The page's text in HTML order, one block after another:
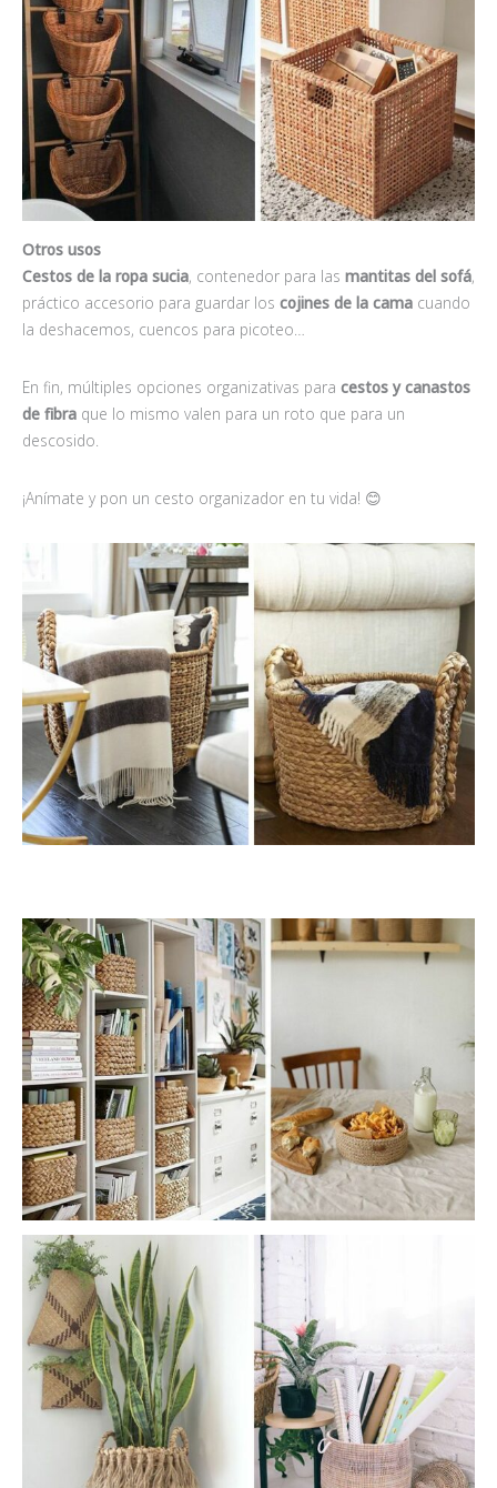
Otros usos
Cestos de la ropa sucia, contenedor para las mantitas del sofá,
práctico accesorio para guardar los cojines de la cama cuando
la deshacemos, cuencos para picoteo…
En fin, múltiples opciones organizativas para cestos y canastos
de fibra que lo mismo valen para un roto que para un
descosido.
¡Anímate y pon un cesto organizador en tu vida! 😊